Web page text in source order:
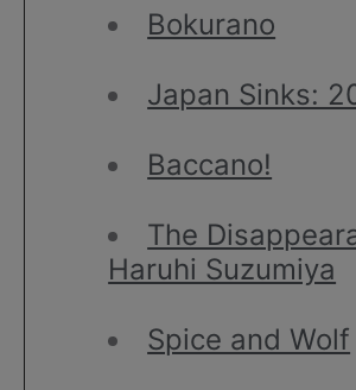
Bokurano
Japan Sinks:
Baccano!
The
Haruhi Suzumiya
Spice and Wolf